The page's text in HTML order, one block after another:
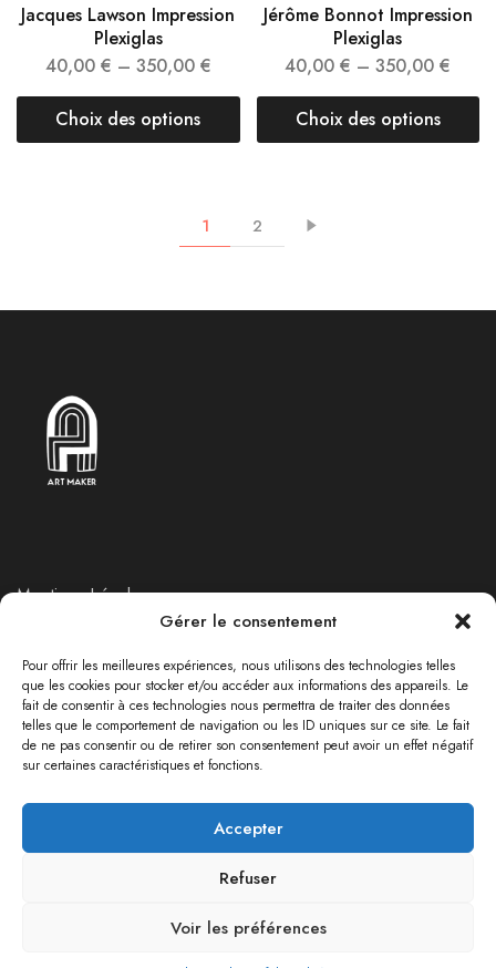
Gérer le consentement
Pour offrir les meilleures expériences, nous utilisons des technologies telles
que les cookies pour stocker et/ou accéder aux informations des appareils. Le
fait de consentir à ces technologies nous permettra de traiter des données
telles que le comportement de navigation ou les ID uniques sur ce site. Le fait
de ne pas consentir ou de retirer son consentement peut avoir un effet négatif
sur certaines caractéristiques et fonctions.
Accepter
Refuser
Voir les préférences
Jacques Lawson Impression
Plexiglas
40,00 € – 350,00 €
Choix des options
Jérôme Bonnot Impression
Plexiglas
40,00€ –350,00€
Choix des options
1 2
Mentions Légales
Politique de Retours et Remboursements
Politique de confidentialité
RÉSEAUX SOCIAUX